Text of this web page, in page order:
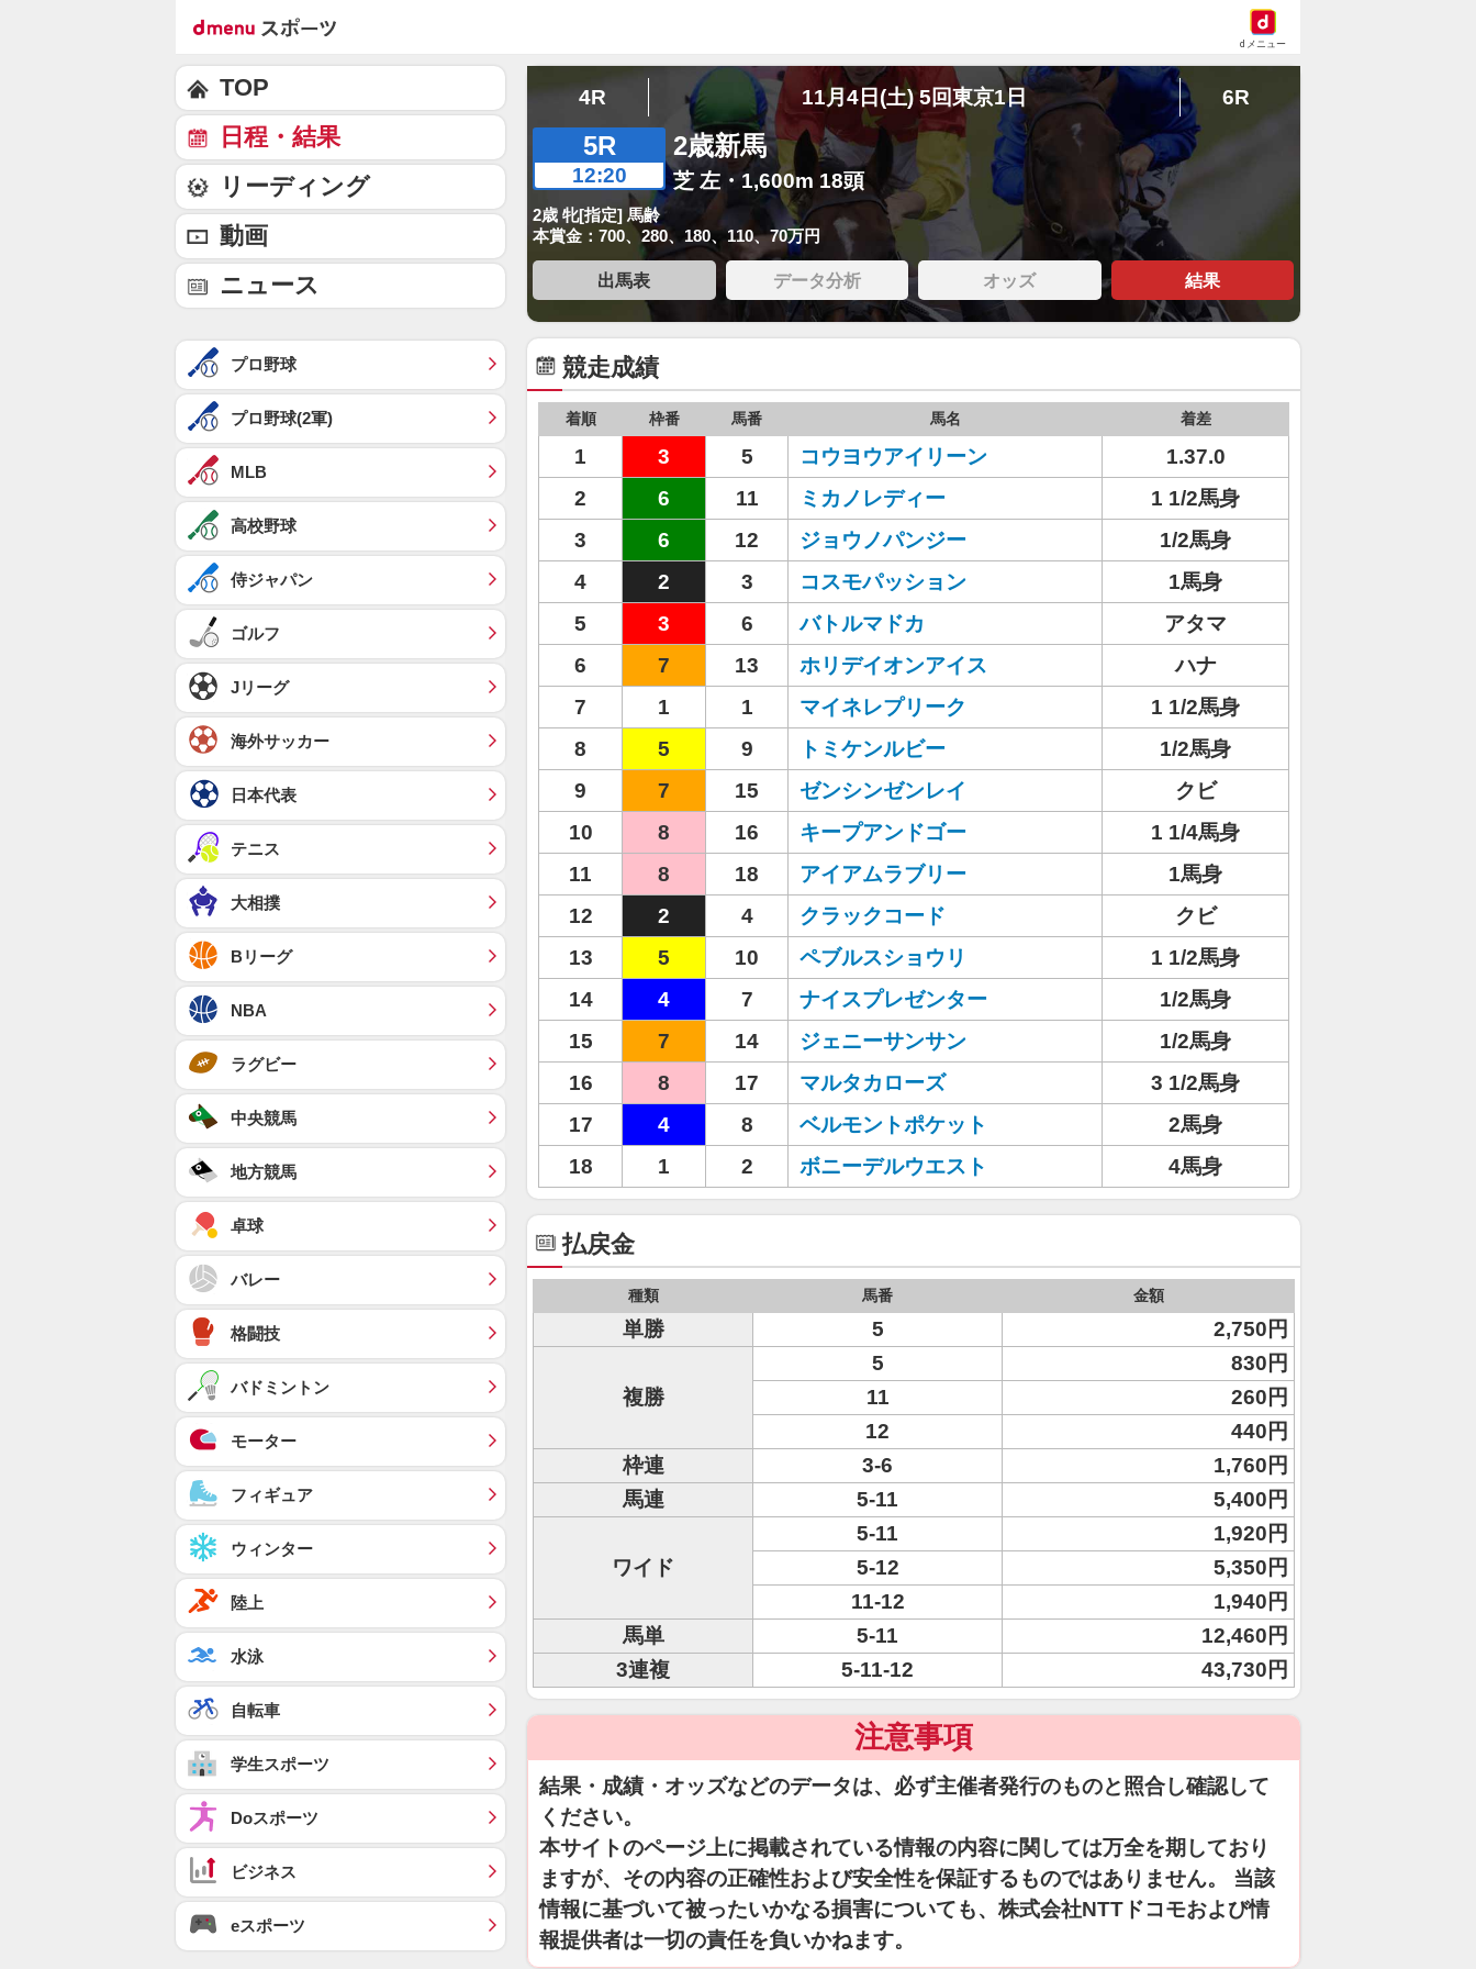
dメニュー
4R 11月4日(土) 5回東京1日 6R
5R
12:20
2歳新馬
芝 左・1,600m 18頭
2歳 牝[指定] 馬齢
本賞金：700、280、180、110、70万円
出馬表 データ分析 オッズ 結果
競走成績
着順 枠番 馬番 馬名 着差
1 3 5 コウヨウアイリーン
1.37.0
2
6 11 ミカノレディー
1 1/2馬身
3
6 12 ジョウノパンジー
1/2馬身
4
2 3 コスモパッション
1馬身
5
3 6 バトルマドカ
アタマ
6
7 13 ホリデイオンアイス
ハナ
7
1 1 マイネレプリーク
1 1/2馬身
8
5 9 トミケンルビー
1/2馬身
9
7 15 ゼンシンゼンレイ
クビ
10
8 16 キープアンドゴー
1 1/4馬身
11
8 18 アイアムラブリー
1馬身
12
2 4 クラックコード
クビ
13
5 10 ペブルスショウリ
1 1/2馬身
14
4 7 ナイスプレゼンター
1/2馬身
15
7 14 ジェニーサンサン
1/2馬身
16
8 17 マルタカローズ
3 1/2馬身
17
4 8 ベルモントポケット
2馬身
18
1 2 ボニーデルウエスト 4馬身
払戻金
種類 馬番 金額
単勝 5 2,750円
複勝
5
830円
11
260円
12
440円
枠連
3-6
1,760円
馬連
5-11 5,400円
ワイド
5-11
1,920円
5-12
5,350円
11-12
1,940円
馬単
5-11
12,460円
3連複
5-11-12 43,730円
注意事項
結果・成績・オッズなどのデータは、必ず主催者発行のものと照合し確認して
ください。
本サイトのページ上に掲載されている情報の内容に関しては万全を期しており
ますが、その内容の正確性および安全性を保証するものではありません。 当該
情報に基づいて被ったいかなる損害についても、株式会社NTTドコモおよび情
報提供者は一切の責任を負いかねます。
TOP
日程・結果
リーディング
動画
ニュース
プロ野球
プロ野球(2軍)
MLB
高校野球
侍ジャパン
ゴルフ
Jリーグ
海外サッカー
日本代表
テニス
大相撲
Bリーグ
NBA
ラグビー
中央競馬
地方競馬
卓球
バレー
格闘技
バドミントン
モーター
フィギュア
ウィンター
陸上
水泳
自転車
学生スポーツ
Doスポーツ
ビジネス
eスポーツ